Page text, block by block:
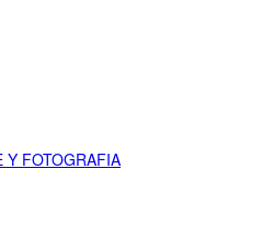
Y FOTOGRAFIA